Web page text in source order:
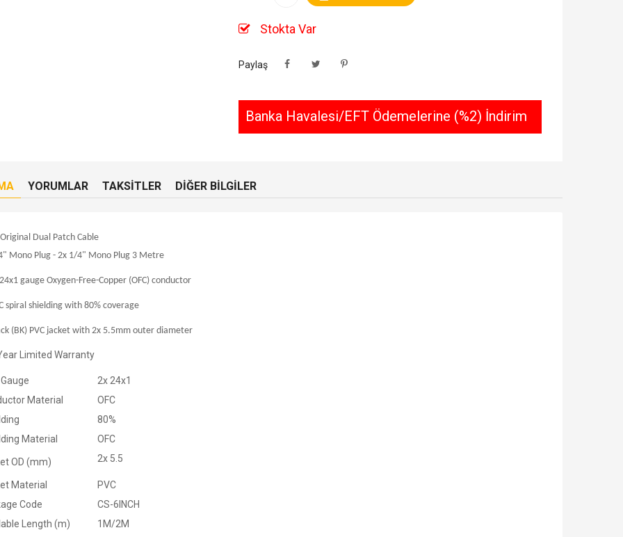
Stokta Var
Paylaş
Banka Havalesi/EFT Ödemelerine (%2) İndirim
YORUMLAR TAKSITLER DIĞER BILGILER
Dual Patch Cable
Mono Plug - 2x 1/4" Mono Plug 3 Metre
gauge Oxygen-Free-Copper (OFC) conductor
spiral shielding with 80% coverage
(BK) PVC jacket with 2x 5.5mm outer diameter
Limited Warranty
2x 24x1
Material
OFC
80%
Material
OFC
OD (mm) 2x 5.5
Material
PVC
Code
CS-6INCH
Length (m)
1M/2M